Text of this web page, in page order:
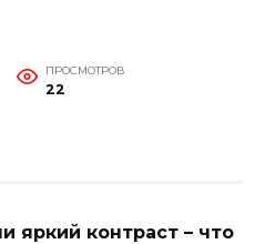
ПРОСМОТРОВ
22
яркий контраст – что